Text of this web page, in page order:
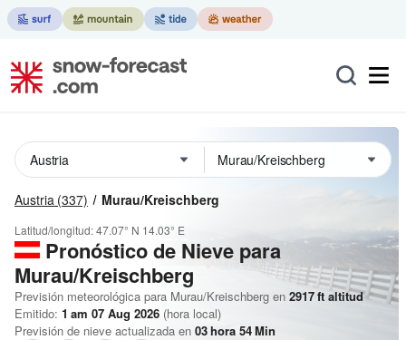
Austria (337) Murau/Kreischberg
Latitud/longitud:47.07° N 14.03° E
Pronóstico de Nieve para
Murau/Kreischberg
Previsión meteorológica para Murau/Kreischberg en 2917ft altitud
Emitido: 1 am 07 Aug 2026 (hora local)
Previsión de nieve actualizada en 03hora 54Min